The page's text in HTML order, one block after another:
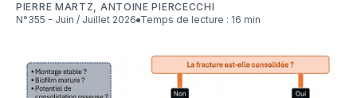
PIERRE MARTZ, ANTOINE PIERCECCHI
N°355 - Juin / Juillet 2026
Temps de lecture : 16 min